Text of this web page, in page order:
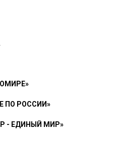
ПО РОССИИ»
- ЕДИНЫЙ МИР»